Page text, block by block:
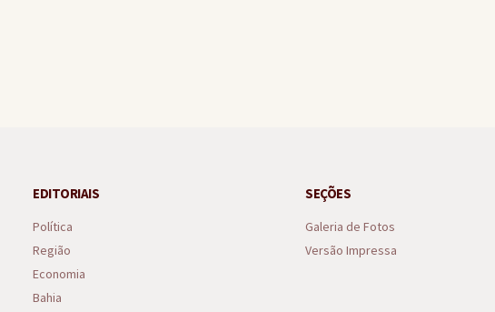
EDITORIAIS
Política
Região
Economia
Bahia
SEÇÕES
Galeria de Fotos
Versão Impressa